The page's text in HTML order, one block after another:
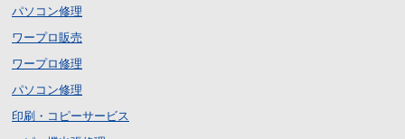
パソコン修理
ワープロ販売
ワープロ修理
パソコン修理
印刷・コピーサービス